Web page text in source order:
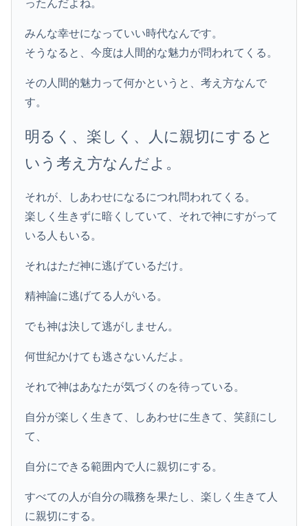
ったんだよね。
みんな幸せになっていい時代なんです。
そうなると、今度は人間的な魅力が問われてくる。
その人間的魅力って何かというと、考え方なんで
す。
明るく、楽しく、人に親切にすると
いう考え方なんだよ。
それが、しあわせになるにつれ問われてくる。
楽しく生きずに暗くしていて、それで神にすがって
いる人もいる。
それはただ神に逃げているだけ。
精神論に逃げてる人がいる。
でも神は決して逃がしません。
何世紀かけても逃さないんだよ。
それで神はあなたが気づくのを待っている。
自分が楽しく生きて、しあわせに生きて、笑顔にし
て、
自分にできる範囲内で人に親切にする。
すべての人が自分の職務を果たし、楽しく生きて人
に親切にする。